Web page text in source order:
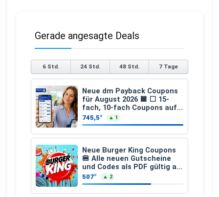
Gerade angesagte Deals
6 Std. 24 Std. 48 Std. 7 Tage
Neue dm Payback Coupons
für August 2026 🟦 ⬜ 15-
fach, 10-fach Coupons auf
den gesamten Einkauf ab 2
€
745,5° ▲ 1
Neue Burger King Coupons
🍔 Alle neuen Gutscheine
und Codes als PDF gültig ab
25.07.2026 bis 04.09.2026
507° ▲ 2